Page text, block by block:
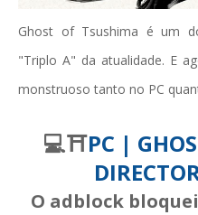
Ghost of Tsushima é um
"Triplo A" da atualidade. E
monstruoso tanto no PC
💻⛩️PC |
O adblock